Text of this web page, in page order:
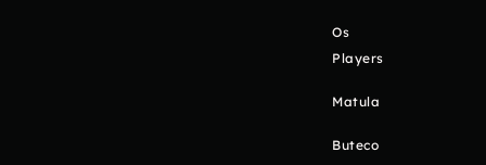
Os
Players
Matula
Buteco